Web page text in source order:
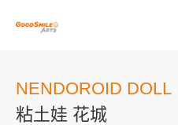
NENDOROID DOLL
粘土娃 花城